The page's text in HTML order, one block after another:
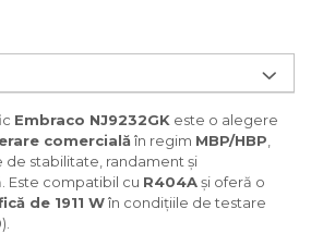
Embraco NJ9232GK este o alegere
comercială în regim MBP/HBP,
de stabilitate, randament și
Este compatibil cu R404Ași oferă o
de 1911 Wîn condițiile de testare